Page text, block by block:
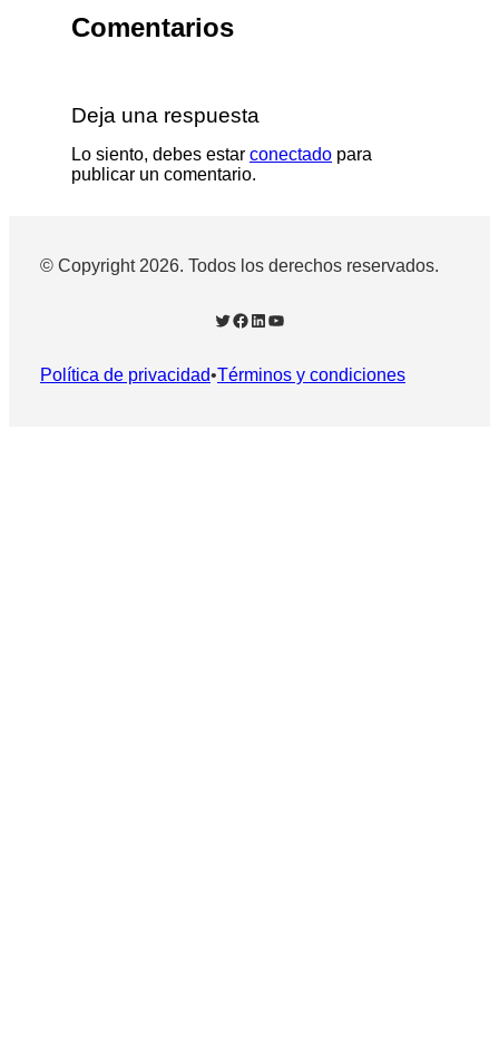
Comentarios
Deja una respuesta
Lo siento, debes estar conectado para
publicar un comentario.
© Copyright 2026. Todos los derechos reservados.
Twitter Facebook LinkedIn YouTube
Política de privacidad•Términos y condiciones